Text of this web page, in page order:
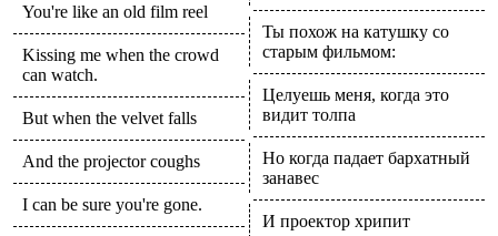
You're like an old film reel
Kissing me when the crowd
can watch.
But when the velvet falls
And the projector coughs
I can be sure you're gone.
Ты похож на катушку со
старым фильмом:
Целуешь меня, когда это
видит толпа
Но когда падает бархатный
занавес
И проектор хрипит